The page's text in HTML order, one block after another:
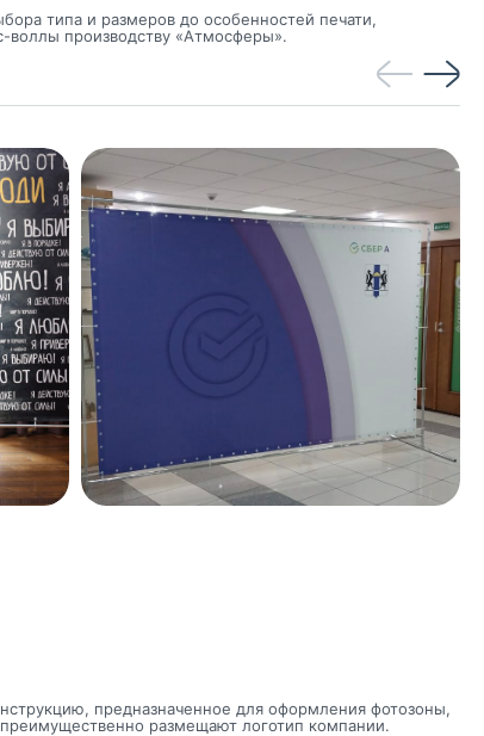
типа и размеров до особенностей печати,
воллы производству «Атмосферы».
предназначенное для оформления фотозоны,
размещают логотип компании.